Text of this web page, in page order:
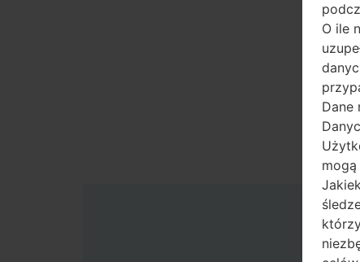
O ile
Dane
mogą